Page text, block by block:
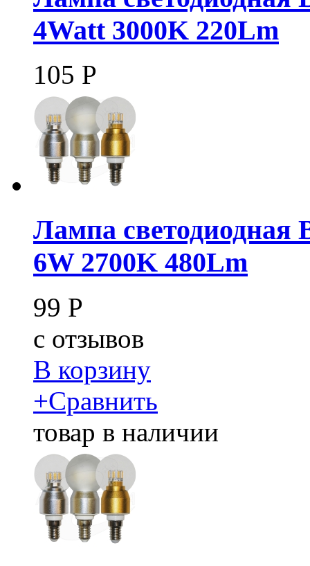
4Watt 3000K 220Lm
105 Р
Лампа светодиодная
6W 2700K 480Lm
99 Р
c отзывов
В корзину
+Сравнить
товар в наличии